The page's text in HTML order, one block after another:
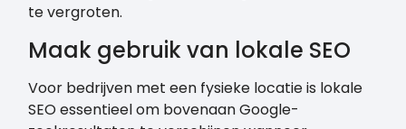
te vergroten.
Maak gebruik van lokale SEO
Voor bedrijven met een fysieke locatie is lokale
SEO essentieel om bovenaan Google-